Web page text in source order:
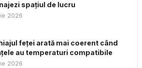
spațiul de lucru
2026
feței arată mai coerent când
au temperaturi compatibile
2026